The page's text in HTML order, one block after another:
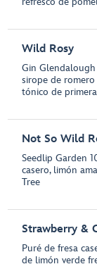
Wild Rosy
Gin
sirope de
tónico de
Not So Wild
Seedlip Garden
casero, limón
Tree
Strawberry &
Puré de fresa
de limón verde